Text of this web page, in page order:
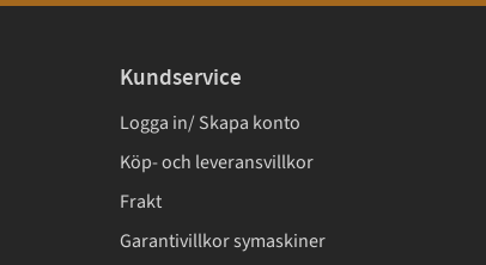
Kundservice
Logga in/ Skapa konto
Köp- och leveransvillkor
Frakt
Garantivillkor symaskiner